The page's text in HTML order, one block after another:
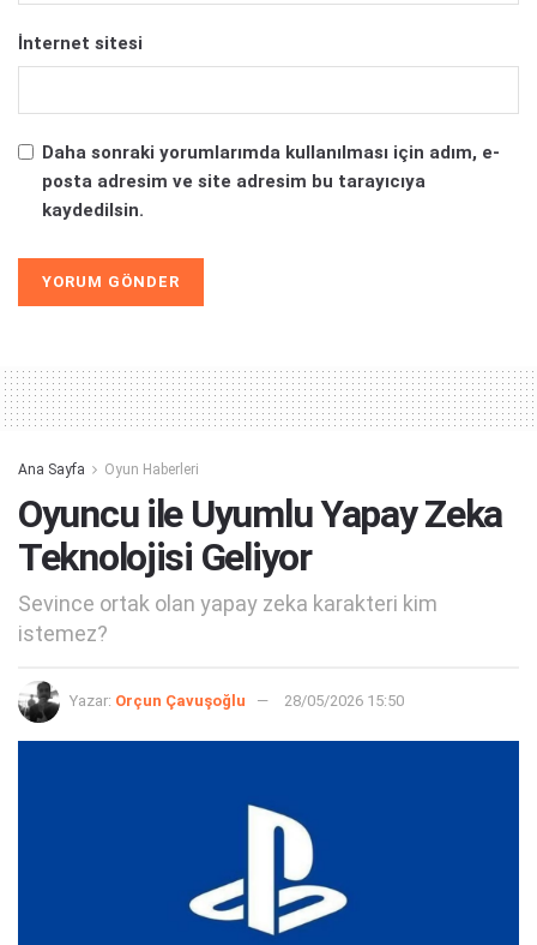
İnternet sitesi
Daha sonraki yorumlarımda kullanılması için adım, e-
posta adresim ve site adresim bu tarayıcıya
kaydedilsin.
Ana Sayfa Oyun Haberleri
Oyuncu ile Uyumlu Yapay Zeka
Teknolojisi Geliyor
Sevince ortak olan yapay zeka karakteri kim
istemez?
Yazar: Orçun Çavuşoğlu 28/05/2026 15:50